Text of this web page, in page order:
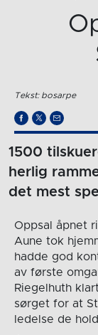
Tekst: bosarpe
1500
herlig
det mest
Oppsal åpnet
Aune tok
hadde god
av første
Riegelhuth
sørget for at
ledelse de